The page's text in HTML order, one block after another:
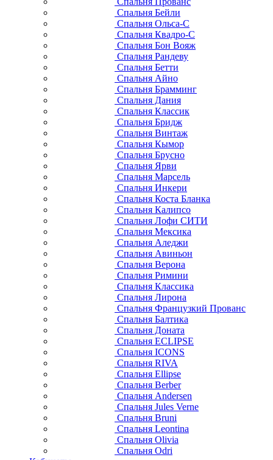
Спальня Бейли
Спальня Ольса-С
Спальня Квадро-С
Спальня Бон Вояж
Спальня Рандеву
Спальня Бетти
Спальня Айно
Спальня Брамминг
Спальня Дания
Спальня Классик
Спальня Бридж
Спальня Винтаж
Спальня Кымор
Спальня Брусно
Спальня Ярви
Спальня Марсель
Спальня Инкери
Спальня Коста Бланка
Спальня Калипсо
Спальня Лофи СИТИ
Спальня Мексика
Спальня Аледжи
Спальня Авиньон
Спальня Верона
Спальня Римини
Спальня Классика
Спальня Лирона
Спальня Французкий Прованс
Спальня Балтика
Спальня Доната
Спальня ECLIPSE
Спальня ICONS
Спальня RIVA
Спальня Ellipse
Спальня Berber
Спальня Andersen
Спальня Jules Verne
Спальня Bruni
Спальня Leontina
Спальня Olivia
Спальня Odri